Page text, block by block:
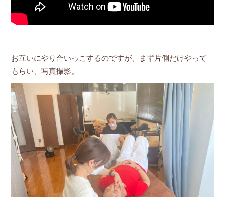
お互いにやり合いっこするのですが、まず片側だけやって
もらい、写真撮影。